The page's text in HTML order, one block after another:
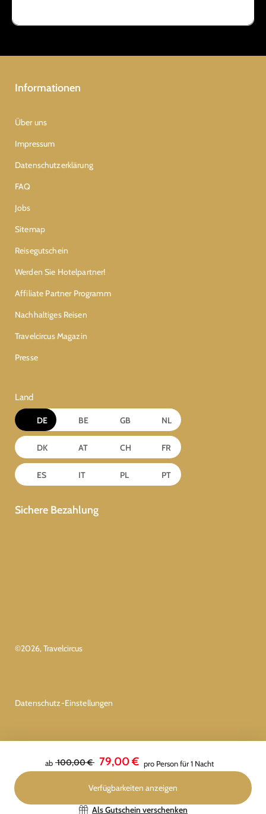
Bestätigen
ab 100,00 € 79,00 € pro Person für 1 Nacht
Verfügbarkeiten anzeigen
Als Gutschein verschenken
Informationen
Über uns
Impressum
Datenschutzerklärung
FAQ
Jobs
Sitemap
Reisegutschein
Werden Sie Hotelpartner!
Affiliate Partner Programm
Nachhaltiges Reisen
Travelcircus Magazin
Presse
Land
DE BE GB NL
DK AT CH FR
ES IT PL PT
Sichere Bezahlung
©2026, Travelcircus
Datenschutz-Einstellungen